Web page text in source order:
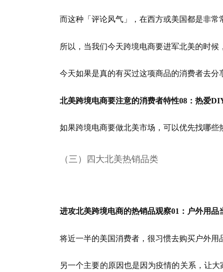
而这种「评论风气」，在西方或美国都是非
所以，当我们今天跨境电商要进军北美的时
今天如果是真的有买过这项商品的消费者去
北美跨境电商要注意的消费者特性08：热爱
如果跨境电商要做北美市场，可以优先找哪
（三）四大北美热销品类
进攻北美跨境电商的热销品观察01：户外用品
将近一半的美国消费者，很习惯去购买户外
另一个主要的原因也是因为疫情的关系，让